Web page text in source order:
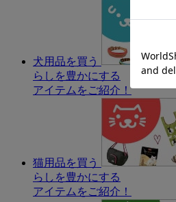
犬用品を買う
らしを豊かにする
アイテムをご紹介！
猫用品を買う
らしを豊かにする
アイテムをご紹介！